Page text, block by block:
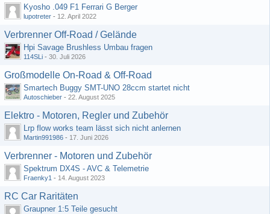
Kyosho .049 F1 Ferrari G Berger
lupotreter - 12. April 2022
Verbrenner Off-Road / Gelände
Hpi Savage Brushless Umbau fragen
114SLi - 30. Juli 2026
Großmodelle On-Road & Off-Road
Smartech Buggy SMT-UNO 28ccm startet nicht
Autoschieber - 22. August 2025
Elektro - Motoren, Regler und Zubehör
Lrp flow works team lässt sich nicht anlernen
Martin991986 - 17. Juni 2026
Verbrenner - Motoren und Zubehör
Spektrum DX4S - AVC & Telemetrie
Fraenky1 - 14. August 2023
RC Car Raritäten
Graupner 1:5 Teile gesucht